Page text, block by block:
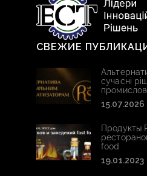
СВЕЖИЕ
сучасні
15.07.2026
Продукты
food
19.01.2023